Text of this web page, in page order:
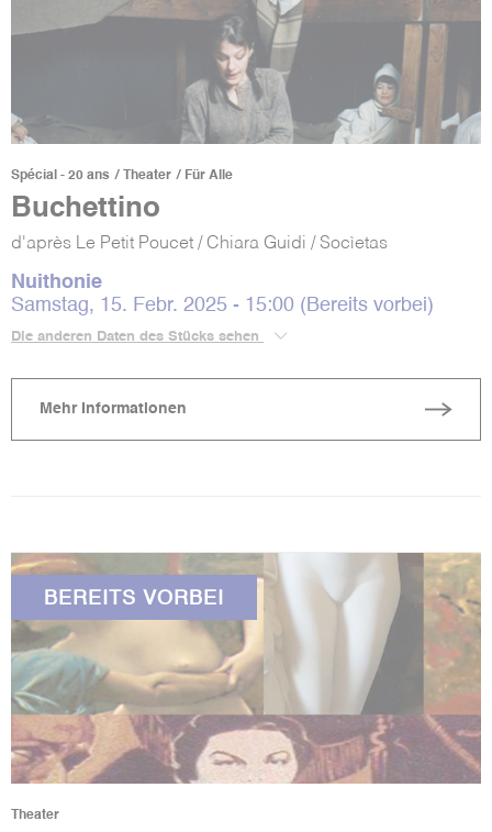
Spécial - 20 ans Theater Für Alle
Buchettino
d'après Le Petit Poucet / Chiara Guidi / Socìetas
Nuithonie
Samstag, 15. Febr. 2025 - 15:00 (Bereits vorbei)
Die anderen Daten des Stücks sehen
Mehr Informationen
BEREITS VORBEI
Theater